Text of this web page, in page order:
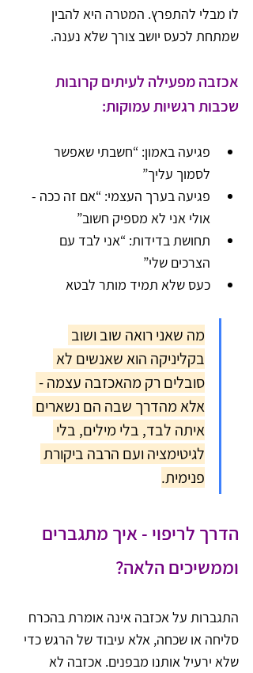
לו מבלי להתפרץ. המטרה היא להבין
שמתחת לכעס יושב צורך שלא נענה.
אכזבה מפעילה לעיתים קרובות
שכבות רגשיות עמוקות:
פגיעה באמון: “חשבתי שאפשר
לסמוך עליך”
פגיעה בערך העצמי: “אם זה ככה -
אולי אני לא מספיק חשוב”
תחושת בדידות: “אני לבד עם
הצרכים שלי”
כעס שלא תמיד מותר לבטא
מה שאני רואה שוב ושוב
בקליניקה הוא שאנשים לא
סובלים רק מהאכזבה עצמה -
אלא מהדרך שבה הם נשארים
איתה לבד, בלי מילים, בלי
לגיטימציה ועם הרבה ביקורת
פנימית.
הדרך לריפוי - איך מתגברים
וממשיכים הלאה?
התגברות על אכזבה אינה אומרת בהכרח
סליחה או שכחה, אלא עיבוד של הרגש כדי
שלא ירעיל אותנו מבפנים. אכזבה לא